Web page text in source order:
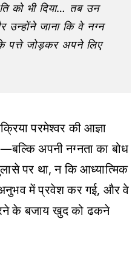
को भी दिया… तब उन
जाना कि वे नग्न
पत्ते जोड़कर अपने लिए
परमेश्वर की आज्ञा
अपनी नग्नता का बोध
पर था, न कि आध्यात्मिक
में प्रवेश कर गई, और वे
के बजाय खुद को ढकने